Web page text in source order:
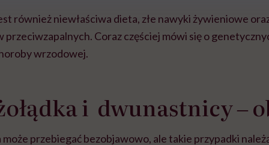
również niewłaściwa dieta, złe nawyki żywieniowe
przeciwzapalnych. Coraz częściej mówi się o
wrzodowej.
i dwunastnicy ‒
przebiegać bezobjawowo, ale takie przypadki